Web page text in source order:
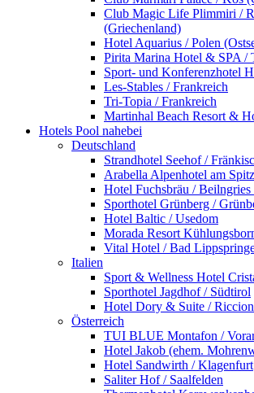
Club Magic Life Plimmiri /
(Griechenland)
Hotel Aquarius / Polen
Pirita Marina Hotel & SPA /
Sport- und Konferenzhotel
Les-Stables / Frankreich
Tri-Topia / Frankreich
Martinhal Beach Resort &
Hotels Pool nahebei
Deutschland
Strandhotel Seehof /
Arabella Alpenhotel am
Hotel Fuchsbräu /
Sporthotel Grünberg /
Hotel Baltic / Usedom
Morada Resort
Vital Hotel / Bad
Italien
Sport & Wellness Hotel
Sporthotel Jagdhof / Südtirol
Hotel Dory & Suite /
Österreich
TUI BLUE Montafon /
Hotel Jakob (ehem.
Hotel Sandwirth / Klagenfurt
Saliter Hof / Saalfelden